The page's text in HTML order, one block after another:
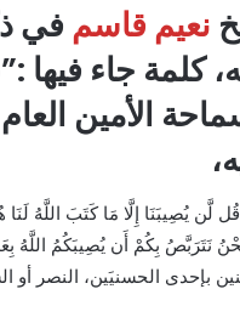
نعيم قاسم في
كلمة جاء فيها
الأمين
يُصِيبَنَا إِلَّا مَا كَتَبَ اللَّهُ لَنَا
وَنَحْنُ نَتَرَبَّصُ بِكُمْ أَن يُصِيبَكُمُ
بإحدى الحسنيَين، النصر أو